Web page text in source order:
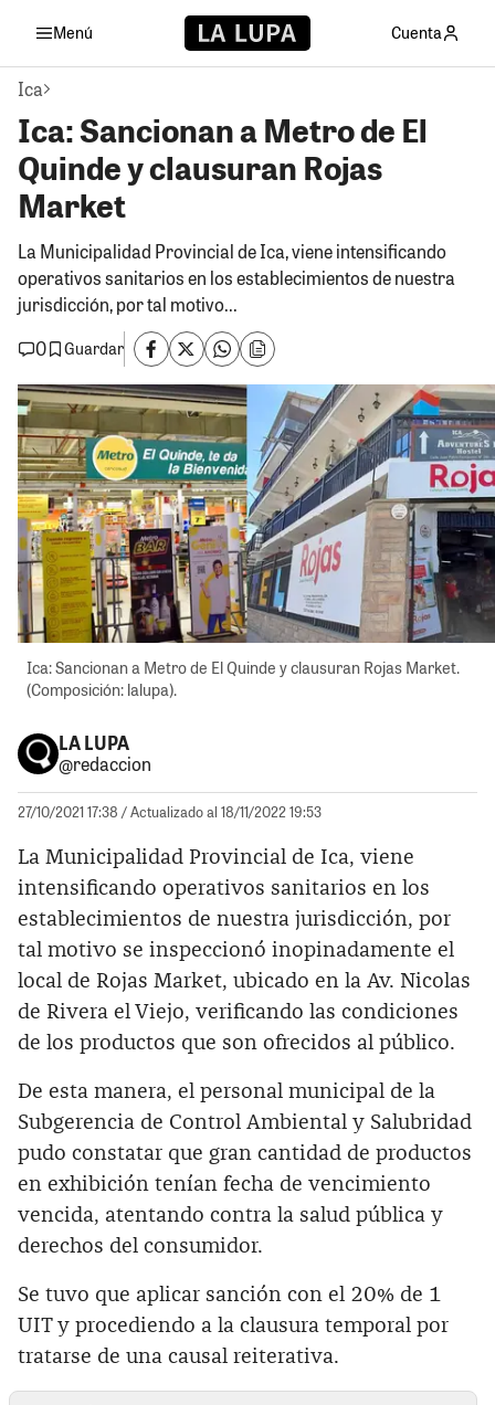
Menú Cuenta
Ica
Ica: Sancionan a Metro de El
Quinde y clausuran Rojas
Market
La Municipalidad Provincial de Ica, viene intensificando
operativos sanitarios en los establecimientos de nuestra
jurisdicción, por tal motivo...
0
Guardar
Ica: Sancionan a Metro de El Quinde y clausuran Rojas Market.
(Composición: lalupa).
LA LUPA
@redaccion
27/10/2021 17:38 / Actualizado al 18/11/2022 19:53
La Municipalidad Provincial de Ica, viene
intensificando operativos sanitarios en los
establecimientos de nuestra jurisdicción, por
tal motivo se inspeccionó inopinadamente el
local de Rojas Market, ubicado en la Av. Nicolas
de Rivera el Viejo, verificando las condiciones
de los productos que son ofrecidos al público.
De esta manera, el personal municipal de la
Subgerencia de Control Ambiental y Salubridad
pudo constatar que gran cantidad de productos
en exhibición tenían fecha de vencimiento
vencida, atentando contra la salud pública y
derechos del consumidor.
Se tuvo que aplicar sanción con el 20% de 1
UIT y procediendo a la clausura temporal por
tratarse de una causal reiterativa.